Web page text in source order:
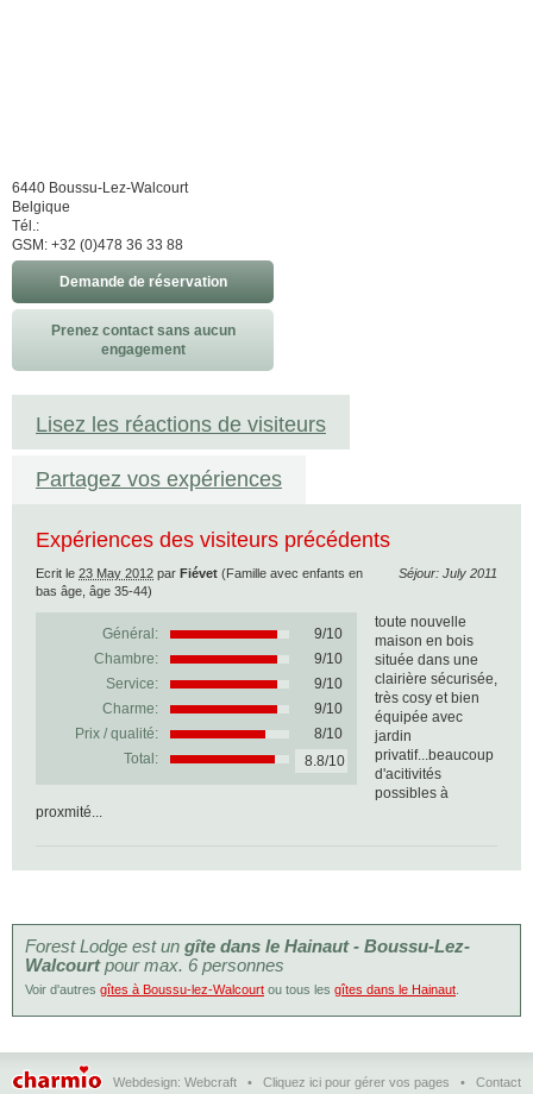
6440 Boussu-Lez-Walcourt
Belgique
Tél.:
GSM: +32 (0)478 36 33 88
Demande de réservation
Prenez contact sans aucun
engagement
Lisez les réactions de visiteurs
Partagez vos expériences
Expériences des visiteurs précédents
Séjour: July 2011
Ecrit le 23 May 2012 par Fiévet (Famille avec enfants en
bas âge, âge 35-44)
Général: 9/10
Chambre:
9/10
Service:
9/10
Charme:
9/10
Prix / qualité:
8/10
Total:
8.8/10
toute nouvelle
maison en bois
située dans une
clairière sécurisée,
très cosy et bien
équipée avec
jardin
privatif...beaucoup
d'acitivités
possibles à
proxmité...
Forest Lodge est un gîte dans le Hainaut - Boussu-Lez-
Walcourtpour max. 6 personnes
Voir d'autres gîtes à Boussu-lez-Walcourt ou tous les gîtes dans le Hainaut
Webdesign: Webcraft • Cliquez ici pour gérer vos pages • Contact